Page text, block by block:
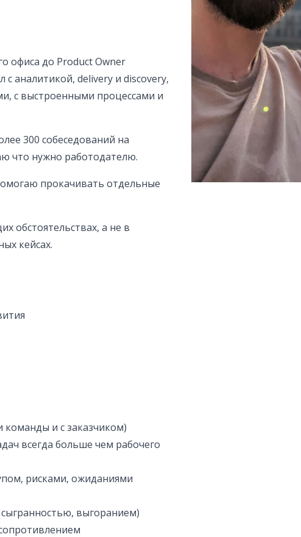
офиса до Product Owner
с аналитикой, delivery и discovery,
с выстроенными процессами и
300 собеседований на
что нужно работодателю.
прокачивать отдельные
обстоятельствах, а не в
кейсах.
и с заказчиком)
всегда больше чем рабочего
рисками, ожиданиями
выгоранием)